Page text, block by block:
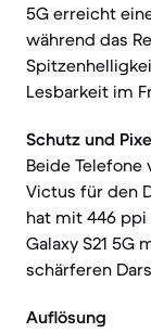
5G erreicht
während das
Lesbarkeit im
Schutz und
Beide
Victus für den
hat mit 446 ppi
Galaxy S21 5G
schärferen
Auflösung